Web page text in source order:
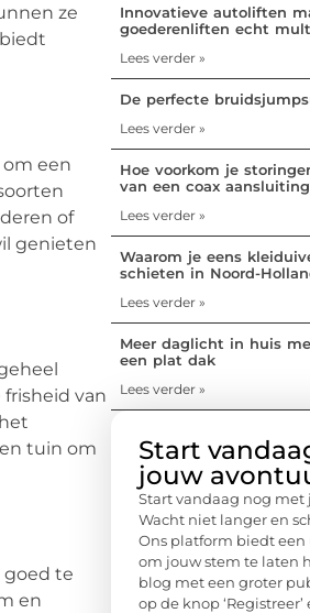
ze
een
of
genieten
van
tuin om
goed te
en
Innovatieve autoliften
goederenliften echt
Lees verder »
De perfecte
Lees verder »
Hoe voorkom je
van een coax
Lees verder »
Waarom je eens
schieten in Noord-
Lees verder »
Meer daglicht in huis
een plat dak
Lees verder »
Start
jouw
Start vandaag nog met
Wacht niet langer en
Ons platform biedt
om jouw stem te laten
blog met een groter
op de knop